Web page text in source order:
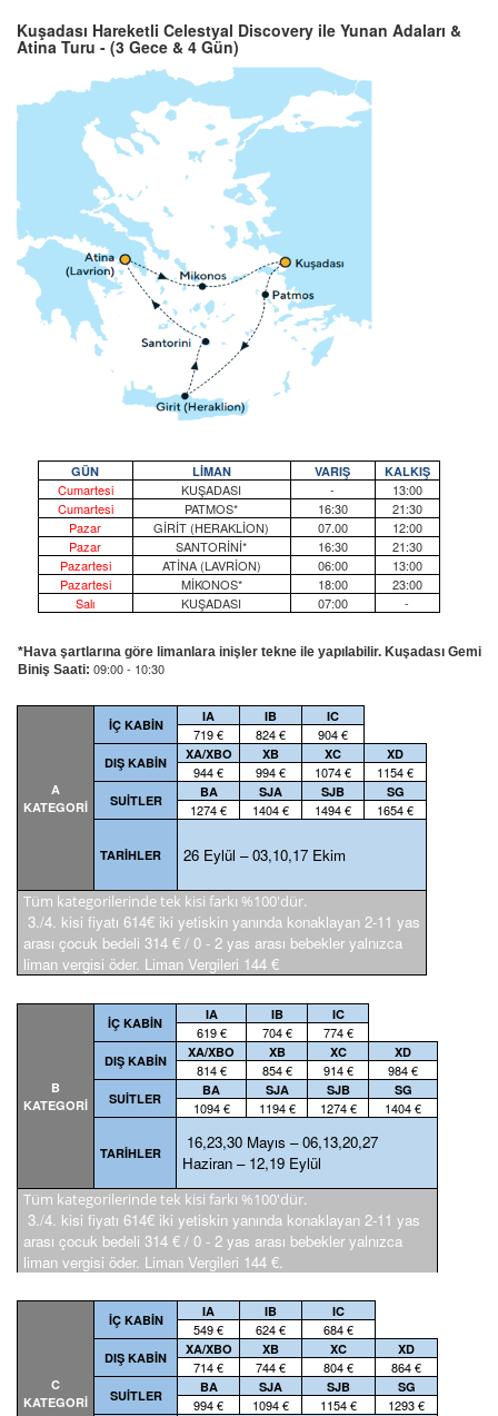
Kuşadası Hareketli Celestyal Discovery ile Yunan Adaları &
Atina Turu - (3 Gece & 4 Gün)
GÜN LİMAN VARIŞ KALKIŞ
Cumartesi KUŞADASI -
13:00
Cumartesi
PATMOS* 16:30
21:30
Pazar
GİRİT (HERAKLİON) 07.00
12:00
Pazar
SANTORİNİ* 16:30
21:30
Pazartesi
ATİNA (LAVRİON) 06:00
13:00
Pazartesi
MİKONOS* 18:00
23:00
Salı
KUŞADASI 07:00 -
*Hava şartlarına göre limanlara inişler tekne ile yapılabilir. Kuşadası Gemi
Biniş Saati:09:00 - 10:30
A
KATEGORİ
İÇ KABİN
IA IB IC
719 € 824 € 904 €
DIŞ KABİN
XA/XBO XB XC XD
944 € 994 € 1074 € 1154 €
SUİTLER
BA SJA SJB SG
1274 € 1404 € 1494 € 1654 €
TARİHLER 26 Eylül – 03,10,17 Ekim
Tüm kategorilerinde tek kisi farkı %100'dür.
3./4. kisi fiyatı 614€ iki yetiskin yanında konaklayan 2-11 yas
arası çocuk bedeli 314 € / 0 - 2 yas arası bebekler yalnızca
liman vergisi öder. Liman Vergileri 144 €
B
KATEGORİ
İÇ KABİN
IA IB IC
619 € 704 € 774 €
DIŞ KABİN
XA/XBO XB XC XD
814 € 854 € 914 € 984 €
SUİTLER
BA SJA SJB SG
1094 € 1194 € 1274 € 1404 €
TARİHLER
16,23,30 Mayıs – 06,13,20,27
Haziran – 12,19 Eylül
Tüm kategorilerinde tek kisi farkı %100'dür.
3./4. kisi fiyatı 614€ iki yetiskin yanında konaklayan 2-11 yas
arası çocuk bedeli 314 € / 0 - 2 yas arası bebekler yalnızca
liman vergisi öder. Liman Vergileri 144 €.
C
KATEGORİ
İÇ KABİN
IA IB IC
549 € 624 € 684 €
DIŞ KABİN
XA/XBO XB XC XD
714 € 744 € 804 € 864 €
SUİTLER
BA SJA SJB SG
994 € 1094 € 1154 € 1293 €